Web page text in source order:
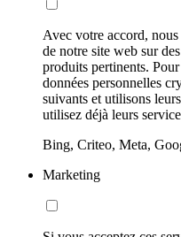
Avec votre accord,
de notre site web sur
produits pertinents.
données personnelles
suivants et utilisons
utilisez déjà leurs
Bing, Criteo, Meta,
Marketing